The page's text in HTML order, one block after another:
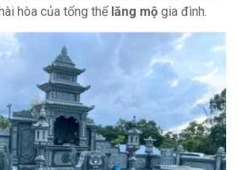
hòa của tổng thể lăng mộ gia đình.